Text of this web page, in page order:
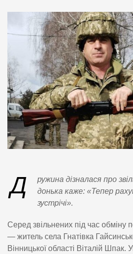
Д
ружина дізналася про
донька каже: «Тепер
зустрічі».
Серед звільнених під час обміну
— житель села Гнатівка
Вінницької області Віталій Шпак.